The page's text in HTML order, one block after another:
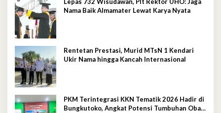
Nama Baik Almamater Lewat Karya Nyata
Rentetan Prestasi, Murid MTsN 1 Kendari
Ukir Nama hingga Kancah Internasional
PKM Terintegrasi KKN Tematik 2026 Hadir di
Bungkutoko, Angkat Potensi Tumbuhan Obat